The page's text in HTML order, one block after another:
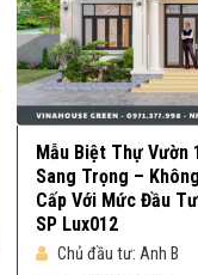
Mẫu Biệt Thự Vườn
Sang Trọng –
Cấp Với Mức Đầu
SP Lux012
Chủ đầu tư: Anh B